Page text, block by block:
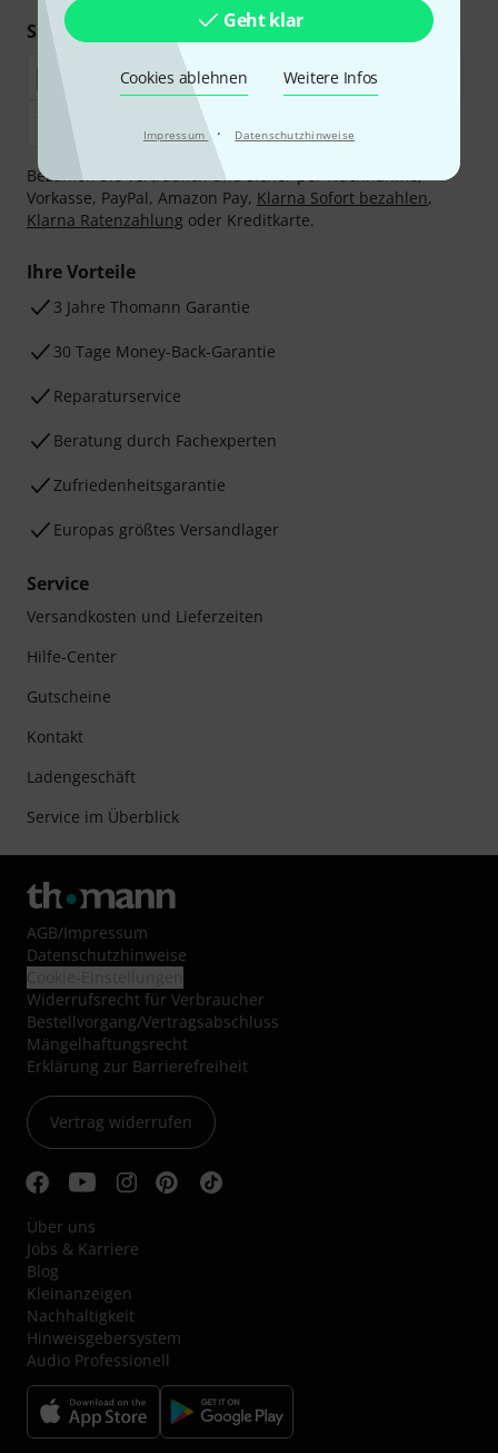
Geht klar
Cookies ablehnen Weitere Infos
Impressum · Datenschutzhinweise
Sicher einkaufen & bezahlen
Bezahlen Sie vertraulich und sicher per Nachnahme,
Vorkasse, PayPal, Amazon Pay, Klarna Sofort bezahlen,
Klarna Ratenzahlung oder Kreditkarte.
Ihre Vorteile
3 Jahre Thomann Garantie
30 Tage Money-Back-Garantie
Reparaturservice
Beratung durch Fachexperten
Zufriedenheitsgarantie
Europas größtes Versandlager
Service
Versandkosten und Lieferzeiten
Hilfe-Center
Gutscheine
Kontakt
Ladengeschäft
Service im Überblick
AGB/Impressum
Datenschutzhinweise
Widerrufsrecht für Verbraucher
Bestellvorgang/Vertragsabschluss
Mängelhaftungsrecht
Erklärung zur Barrierefreiheit
Vertrag widerrufen
Über uns
Jobs & Karriere
Blog
Kleinanzeigen
Nachhaltigkeit
Hinweisgebersystem
Audio Professionell